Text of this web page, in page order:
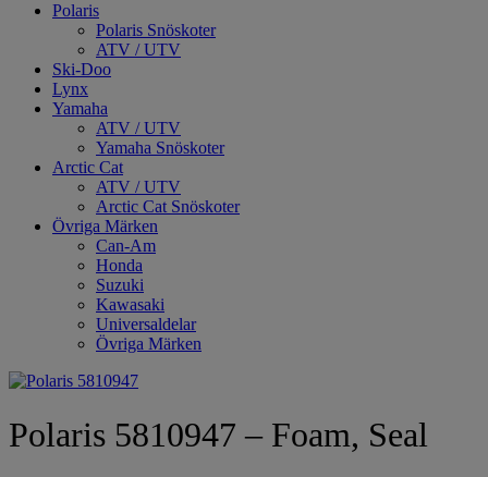
Polaris
Polaris Snöskoter
ATV / UTV
Ski-Doo
Lynx
Yamaha
ATV / UTV
Yamaha Snöskoter
Arctic Cat
ATV / UTV
Arctic Cat Snöskoter
Övriga Märken
Can-Am
Honda
Suzuki
Kawasaki
Universaldelar
Övriga Märken
Polaris 5810947 – Foam, Seal